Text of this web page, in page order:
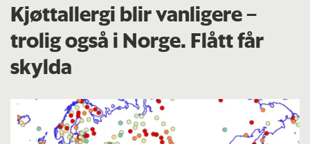
Kjøttallergi blir vanligere –
trolig også i Norge. Flått får
skylda